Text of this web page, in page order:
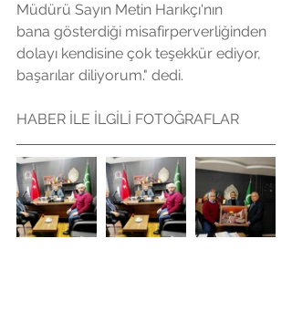
Müdürü Sayın Metin Harıkçı'nın
bana gösterdiği misafirperverliğinden
dolayı kendisine çok teşekkür ediyor,
başarılar diliyorum." dedi.
HABER İLE İLGİLİ FOTOĞRAFLAR